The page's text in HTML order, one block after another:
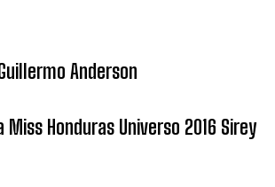
Anderson
Honduras Universo 2016 Sirey